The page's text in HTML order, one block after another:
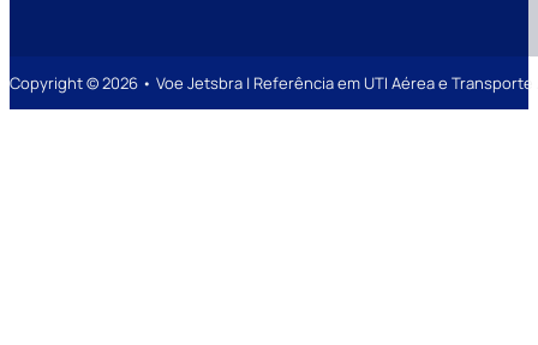
Copyright © 2026 • Voe Jetsbra | Referência em UTI Aérea e